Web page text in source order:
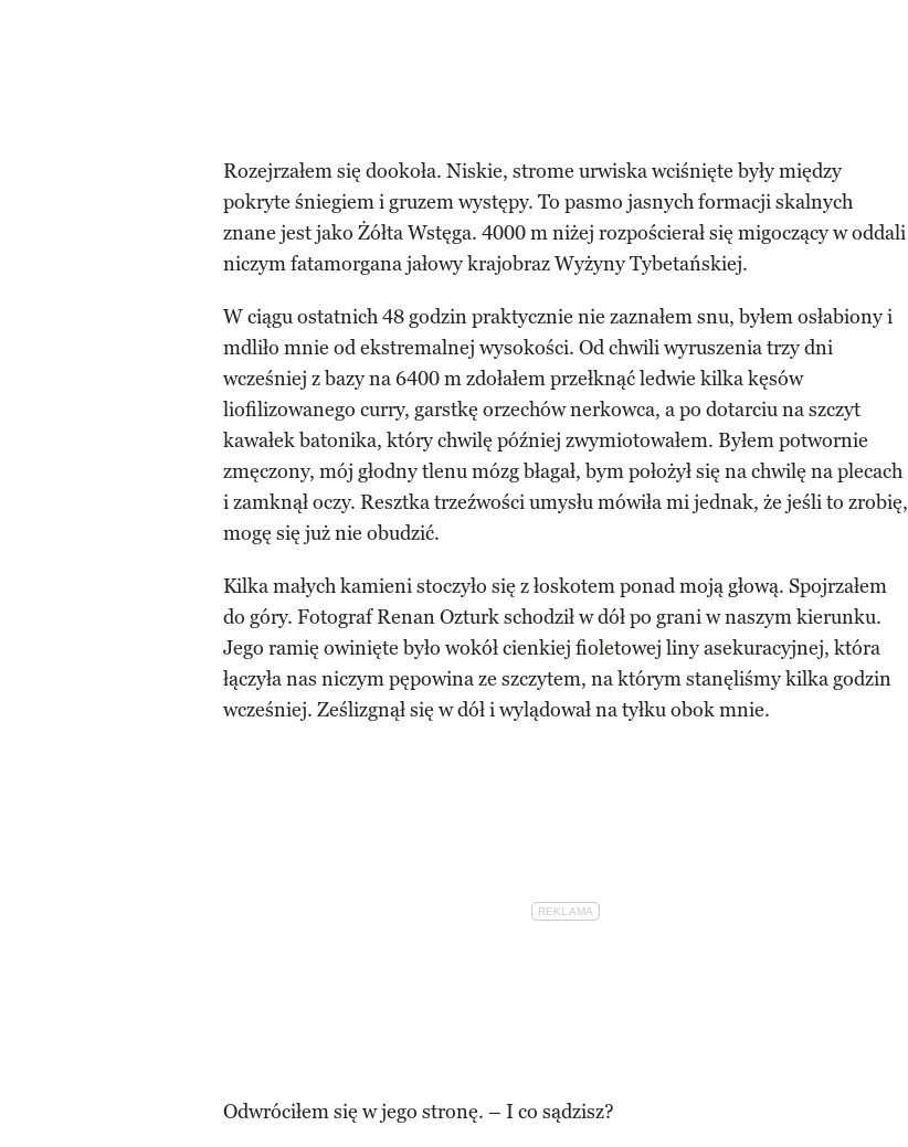
Rozejrzałem się dookoła. Niskie, strome urwiska wciśnięte były między
pokryte śniegiem i gruzem występy. To pasmo jasnych formacji skalnych
znane jest jako Żółta Wstęga. 4000 m niżej rozpościerał się migoczący w oddali
niczym fatamorgana jałowy krajobraz Wyżyny Tybetańskiej.
W ciągu ostatnich 48 godzin praktycznie nie zaznałem snu, byłem osłabiony i
mdliło mnie od ekstremalnej wysokości. Od chwili wyruszenia trzy dni
wcześniej z bazy na 6400 m zdołałem przełknąć ledwie kilka kęsów
liofilizowanego curry, garstkę orzechów nerkowca, a po dotarciu na szczyt
kawałek batonika, który chwilę później zwymiotowałem. Byłem potwornie
zmęczony, mój głodny tlenu mózg błagał, bym położył się na chwilę na plecach
i zamknął oczy. Resztka trzeźwości umysłu mówiła mi jednak, że jeśli to zrobię,
mogę się już nie obudzić.
Kilka małych kamieni stoczyło się z łoskotem ponad moją głową. Spojrzałem
do góry. Fotograf Renan Ozturk schodził w dół po grani w naszym kierunku.
Jego ramię owinięte było wokół cienkiej fioletowej liny asekuracyjnej, która
łączyła nas niczym pępowina ze szczytem, na którym stanęliśmy kilka godzin
wcześniej. Ześlizgnął się w dół i wylądował na tyłku obok mnie.
Odwróciłem się w jego stronę. – I co sądzisz?